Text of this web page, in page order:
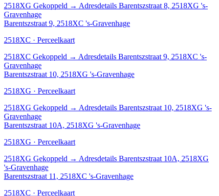
2518XG Gekoppeld → Adresdetails Barentszstraat 8, 2518XG 's-
Gravenhage
Barentszstraat 9, 2518XC 's-Gravenhage
2518XC · Perceelkaart
2518XC Gekoppeld → Adresdetails Barentszstraat 9, 2518XC 's-
Gravenhage
Barentszstraat 10, 2518XG 's-Gravenhage
2518XG · Perceelkaart
2518XG Gekoppeld → Adresdetails Barentszstraat 10, 2518XG 's-
Gravenhage
Barentszstraat 10A, 2518XG 's-Gravenhage
2518XG · Perceelkaart
2518XG Gekoppeld → Adresdetails Barentszstraat 10A, 2518XG
's-Gravenhage
Barentszstraat 11, 2518XC 's-Gravenhage
2518XC · Perceelkaart